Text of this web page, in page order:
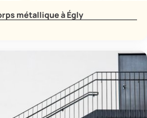
métallique à Égly